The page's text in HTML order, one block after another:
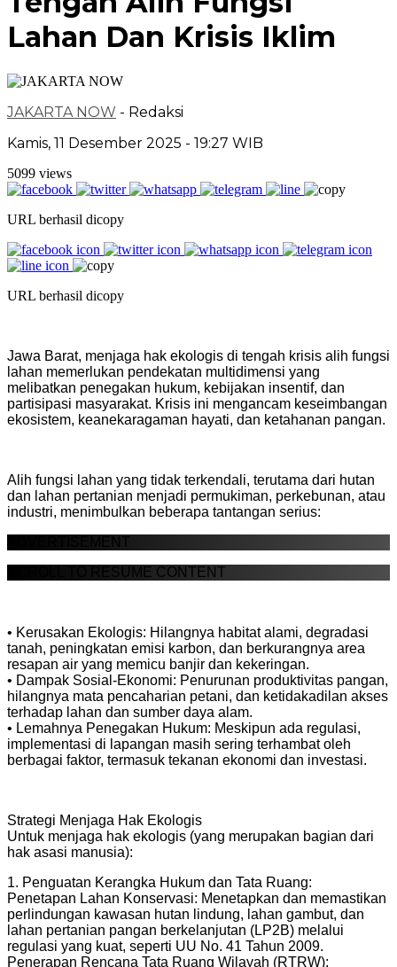
Lahan Dan Krisis Iklim
JAKARTA NOW - Redaksi
Kamis, 11 Desember 2025 - 19:27 WIB
5099 views
URL berhasil dicopy
URL berhasil dicopy
Jawa Barat, menjaga hak ekologis di tengah krisis alih fungsi
lahan memerlukan pendekatan multidimensi yang
melibatkan penegakan hukum, kebijakan insentif, dan
partisipasi masyarakat. Krisis ini mengancam keseimbangan
ekosistem, keanekaragaman hayati, dan ketahanan pangan.
Alih fungsi lahan yang tidak terkendali, terutama dari hutan
dan lahan pertanian menjadi permukiman, perkebunan, atau
industri, menimbulkan beberapa tantangan serius:
ADVERTISEMENT
SCROLL TO RESUME CONTENT
• Kerusakan Ekologis: Hilangnya habitat alami, degradasi
tanah, peningkatan emisi karbon, dan berkurangnya area
resapan air yang memicu banjir dan kekeringan.
• Dampak Sosial-Ekonomi: Penurunan produktivitas pangan,
hilangnya mata pencaharian petani, dan ketidakadilan akses
terhadap lahan dan sumber daya alam.
• Lemahnya Penegakan Hukum: Meskipun ada regulasi,
implementasi di lapangan masih sering terhambat oleh
berbagai faktor, termasuk tekanan ekonomi dan investasi.
Strategi Menjaga Hak Ekologis
Untuk menjaga hak ekologis (yang merupakan bagian dari
hak asasi manusia):
1. Penguatan Kerangka Hukum dan Tata Ruang:
Penetapan Lahan Konservasi: Menetapkan dan memastikan
perlindungan kawasan hutan lindung, lahan gambut, dan
lahan pertanian pangan berkelanjutan (LP2B) melalui
regulasi yang kuat, seperti UU No. 41 Tahun 2009.
Penerapan Rencana Tata Ruang Wilayah (RTRW):